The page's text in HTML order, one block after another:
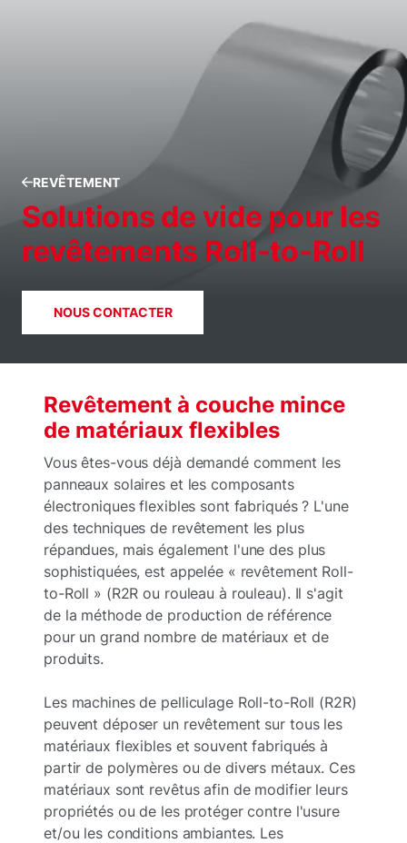
REVÊTEMENT
Solutions de vide pour les
revêtements Roll-to-Roll
NOUS CONTACTER
Revêtement à couche mince
de matériaux flexibles
Vous êtes-vous déjà demandé comment les
panneaux solaires et les composants
électroniques flexibles sont fabriqués ? L'une
des techniques de revêtement les plus
répandues, mais également l'une des plus
sophistiquées, est appelée « revêtement Roll-
to-Roll » (R2R ou rouleau à rouleau). Il s'agit
de la méthode de production de référence
pour un grand nombre de matériaux et de
produits.
Les machines de pelliculage Roll-to-Roll (R2R)
peuvent déposer un revêtement sur tous les
matériaux flexibles et souvent fabriqués à
partir de polymères ou de divers métaux. Ces
matériaux sont revêtus afin de modifier leurs
propriétés ou de les protéger contre l'usure
et/ou les conditions ambiantes. Les